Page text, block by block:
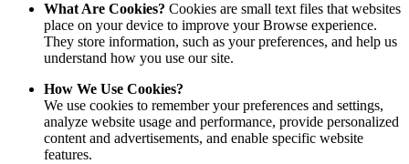
What Are Cookies? Cookies are small text files that websites
place on your device to improve your Browse experience.
They store information, such as your preferences, and help us
understand how you use our site.
How We Use Cookies?
We use cookies to remember your preferences and settings,
analyze website usage and performance, provide personalized
content and advertisements, and enable specific website
features.